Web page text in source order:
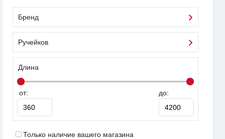
Бренд
Ручейков
Длина
от: до:
Только наличие вашего магазина